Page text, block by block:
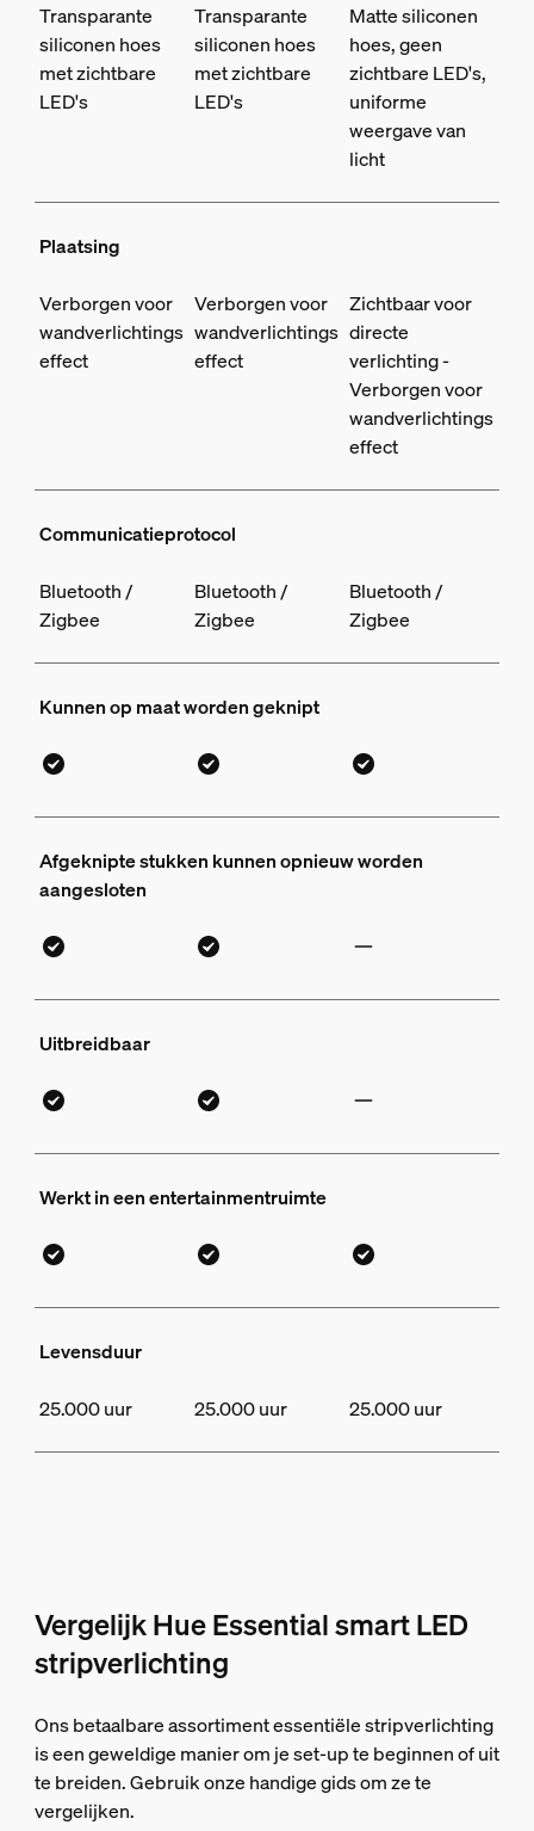
Transparante
siliconen hoes
met zichtbare
LED's
Transparante
siliconen hoes
met zichtbare
LED's
Matte siliconen
hoes, geen
zichtbare LED's,
uniforme
weergave van
licht
Plaatsing
Verborgen voor
wandverlichtings
effect
Verborgen voor
wandverlichtings
effect
Zichtbaar voor
directe
verlichting -
Verborgen voor
wandverlichtings
effect
Communicatieprotocol
Bluetooth /
Zigbee
Bluetooth /
Zigbee
Bluetooth /
Zigbee
Kunnen op maat worden geknipt
Afgeknipte stukken kunnen opnieuw worden
aangesloten
Uitbreidbaar
Werkt in een entertainmentruimte
Levensduur
25.000 uur 25.000 uur 25.000 uur
Vergelijk Hue Essential smart LED
stripverlichting
Ons betaalbare assortiment essentiële stripverlichting
is een geweldige manier om je set-up te beginnen of uit
te breiden. Gebruik onze handige gids om ze te
vergelijken.